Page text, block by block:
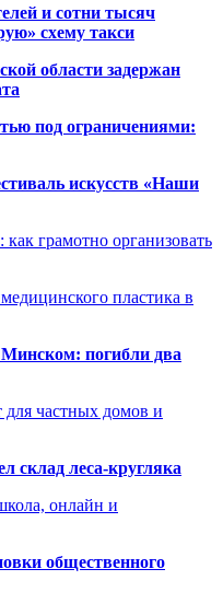
и сотни тысяч
схему такси
области задержан
под ограничениями:
искусств «Наши
грамотно организовать
пластика в
погибли два
для частных домов и
склад леса-кругляка
онлайн и
общественного